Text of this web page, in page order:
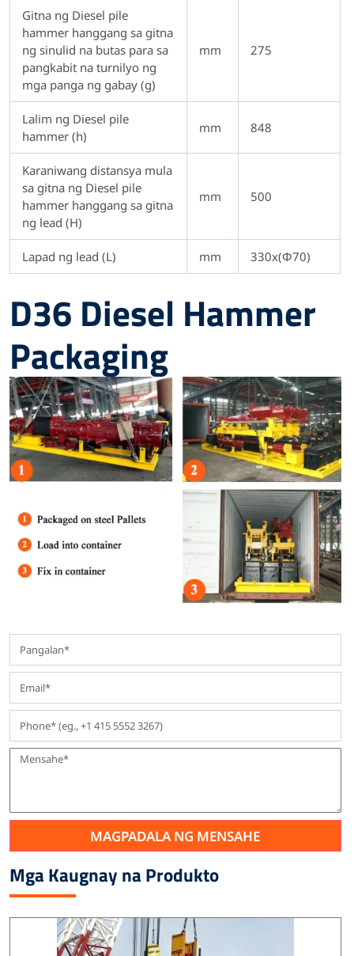
Gitna ng Diesel pile
hammer hanggang sa gitna
ng sinulid na butas para sa
pangkabit na turnilyo ng
mga panga ng gabay (g)
mm 275
Lalim ng Diesel pile
hammer (h)
mm 848
Karaniwang distansya mula
sa gitna ng Diesel pile
hammer hanggang sa gitna
ng lead (H)
mm 500
Lapad ng lead (L) mm 330x(Φ70)
D36 Diesel Hammer
Packaging
MAGPADALA NG MENSAHE
Mga Kaugnay na Produkto